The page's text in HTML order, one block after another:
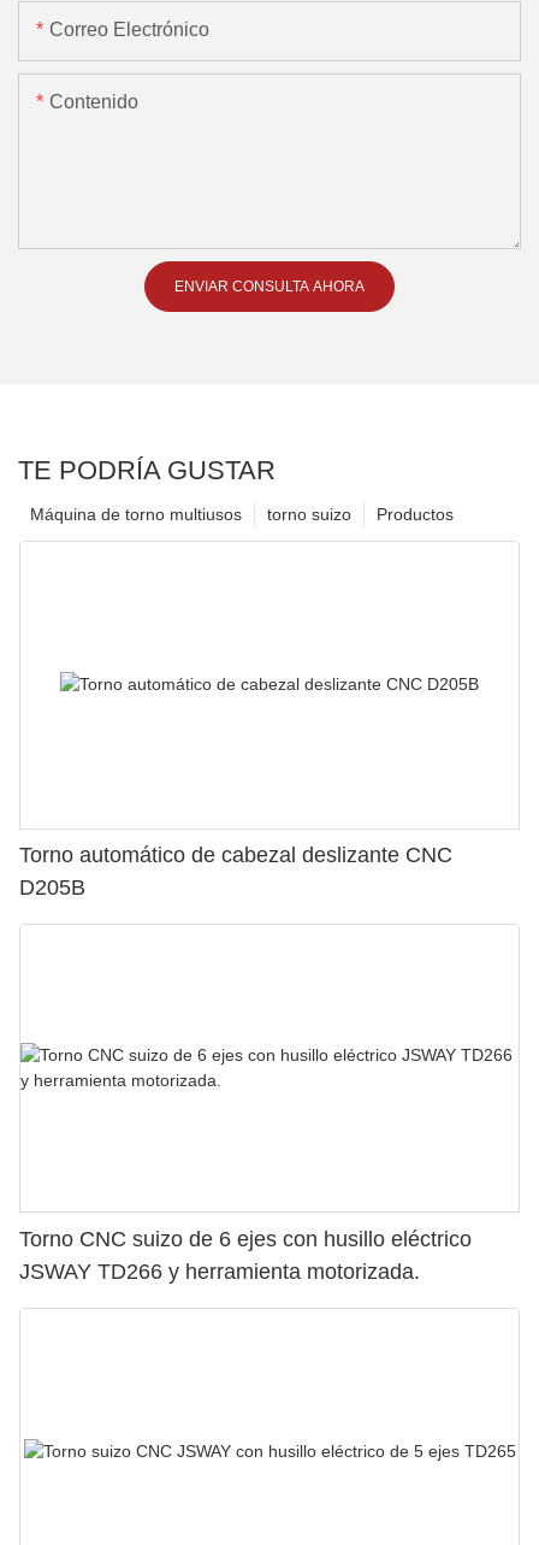
Correo Electrónico
Contenido
ENVIAR CONSULTA AHORA
TE PODRÍA GUSTAR
Productos
torno suizo
Máquina de torno multiusos
Torno automático de cabezal deslizante CNC
D205B
Torno CNC suizo de 6 ejes con husillo eléctrico
JSWAY TD266 y herramienta motorizada.